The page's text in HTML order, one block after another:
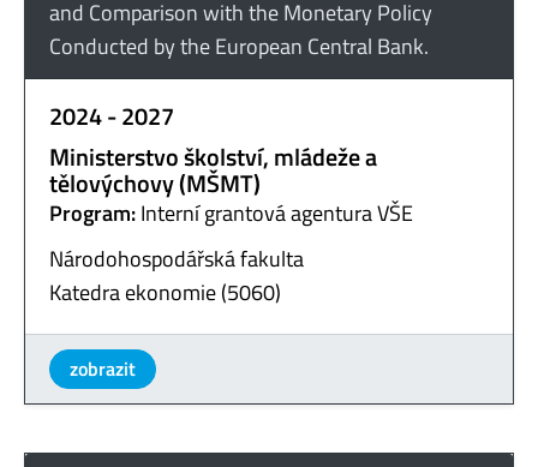
and Comparison with the Monetary Policy
Conducted by the European Central Bank.
2024 - 2027
Ministerstvo školství, mládeže a
tělovýchovy (MŠMT)
Program:Interní grantová agentura VŠE
Národohospodářská fakulta
Katedra ekonomie (5060)
zobrazit